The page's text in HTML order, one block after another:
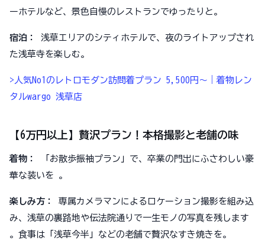
ーホテルなど、景色自慢のレストランでゆったりと。
宿泊：
浅草エリアのシティホテルで、夜のライトアップされ
た浅草寺を楽しむ。
>人気No1のレトロモダン訪問着プラン 5,500円～｜着物レン
タルwargo 浅草店
【6万円以上】贅沢プラン！本格撮影と老舗の味
着物：
「お散歩振袖プラン」で、卒業の門出にふさわしい豪
華な装いを 。
楽しみ方：
専属カメラマンによるロケーション撮影を組み込
み、浅草の裏路地や伝法院通りで一生モノの写真を残します
。食事は「浅草今半」などの老舗で贅沢なすき焼きを。